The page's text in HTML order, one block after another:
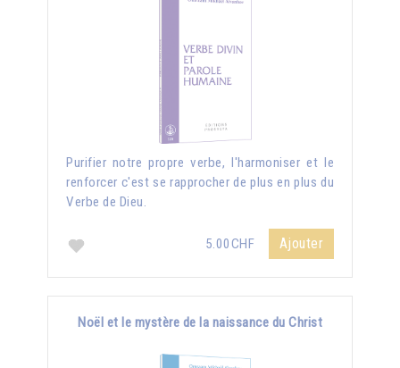
Purifier notre propre verbe, l'harmoniser et le
renforcer c'est se rapprocher de plus en plus du
Verbe de Dieu.
5.00CHF Ajouter
Noël et le mystère de la naissance du Christ